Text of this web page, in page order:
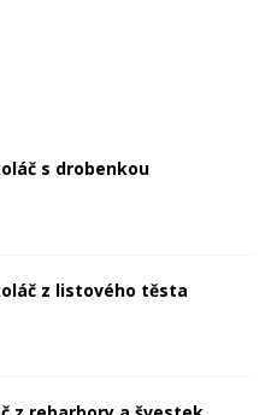
s drobenkou
z listového těsta